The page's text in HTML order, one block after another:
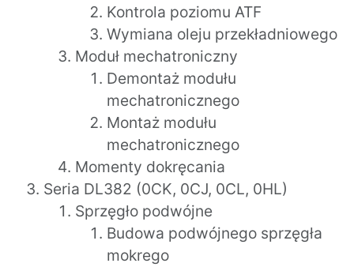
Kontrola poziomu ATF
Wymiana oleju przekładniowego
Moduł mechatroniczny
Demontaż modułu
mechatronicznego
Montaż modułu
mechatronicznego
Momenty dokręcania
Seria DL382 (0CK, 0CJ, 0CL, 0HL)
Sprzęgło podwójne
Budowa podwójnego sprzęgła
mokrego